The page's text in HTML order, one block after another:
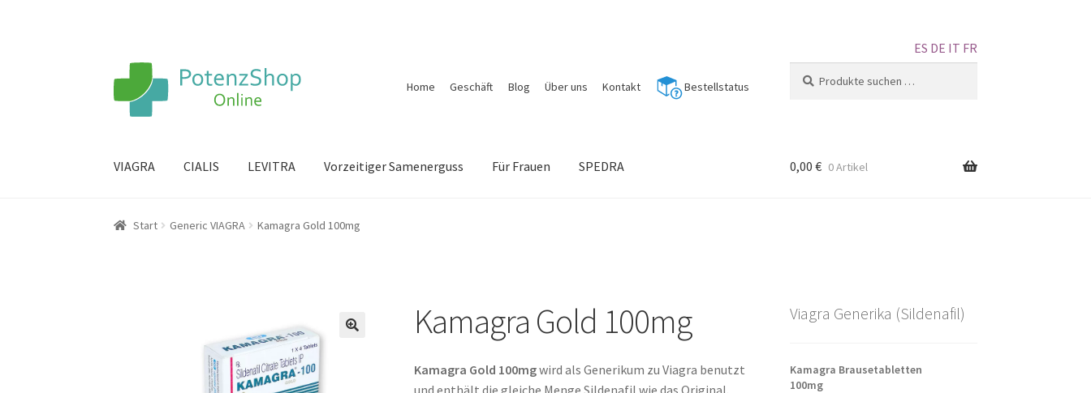
ES DE IT FR
Home Geschäft Blog Über uns Kontakt Bestellstatus
VIAGRA CIALIS LEVITRA Vorzeitiger Samenerguss Für Frauen SPEDRA 0,00 € 0 Artikel
Start Generic VIAGRA Kamagra Gold 100mg
Kamagra Gold 100mg
Kamagra Gold 100mgwird als Generikum zu Viagra benutzt
Viagra Generika (Sildenafil)
Kamagra Brausetabletten
100mg